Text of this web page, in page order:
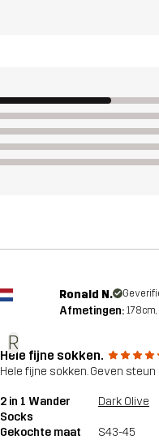
R
Ronald N.
Afmetingen:
Hele fijne sokken.
Hele fijne sokken. Geven
2 in 1 Wander
Socks
Dark Olive
Gekochte maat S43-45